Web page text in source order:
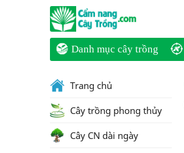
Danh mục cây trồng
Trang chủ
Cây trồng phong thủy
Cây CN dài ngày